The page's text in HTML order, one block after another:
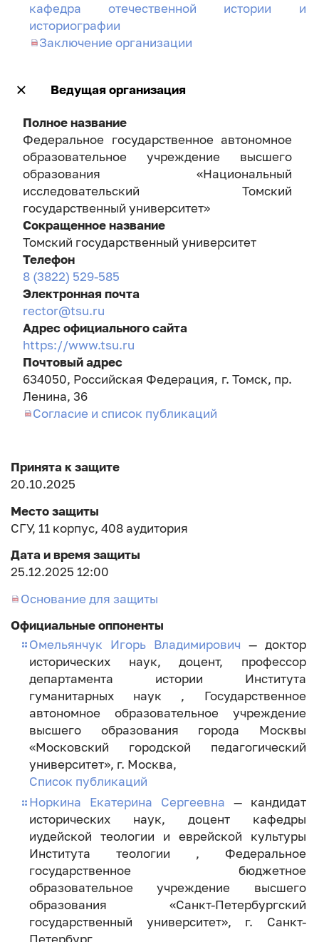
кафедра отечественной истории и
историографии
Заключение организации
Ведущая организация
Полное название
Федеральное государственное автономное
образовательное учреждение высшего
образования «Национальный
исследовательский Томский
государственный университет»
Сокращенное название
Томский государственный университет
Телефон
8 (3822) 529-585
Электронная почта
rector@tsu.ru
Адрес официального сайта
https://www.tsu.ru
Почтовый адрес
634050, Российская Федерация, г. Томск, пр.
Ленина, 36
Согласие и список публикаций
Принята к защите
20.10.2025
Место защиты
СГУ, 11 корпус, 408 аудитория
Дата и время защиты
25.12.2025 12:00
Основание для защиты
Официальные оппоненты
Омельянчук Игорь Владимирович — доктор
исторических наук, доцент, профессор
департамента истории Института
гуманитарных наук , Государственное
автономное образовательное учреждение
высшего образования города Москвы
«Московский городской педагогический
университет», г. Москва,
Список публикаций
Норкина Екатерина Сергеевна — кандидат
исторических наук, доцент кафедры
иудейской теологии и еврейской культуры
Института теологии , Федеральное
государственное бюджетное
образовательное учреждение высшего
образования «Санкт-Петербургский
государственный университет», г. Санкт-